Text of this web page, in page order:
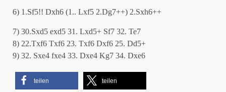
6) 1.Sf5!! Dxh6 (1.. Lxf5 2.Dg7++) 2.Sxh6++
7) 30.Sxd5 exd5 31. Lxd5+ Sf7 32. Te7
8) 22.Txf6 Txf6 23. Txf6 Dxf6 25. Dd5+
9) 32. Sxe4 fxe4 33. Dxe4 Kg7 34. Dxe6
teilen teilen